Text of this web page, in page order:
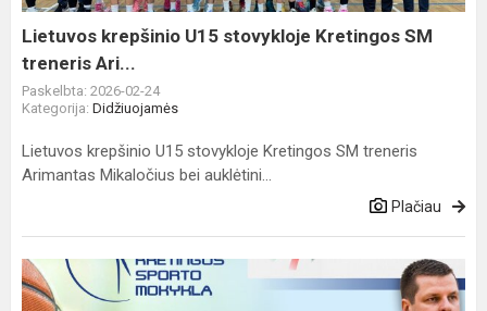
treneris
Ari...
Lietuvos krepšinio U15 stovykloje Kretingos SM
treneris Ari...
Paskelbta: 2026-02-24
Kategorija: Didžiuojamės
Lietuvos krepšinio U15 stovykloje Kretingos SM treneris
Arimantas Mikaločius bei auklėtini...
Plačiau
KRETINGOS
SM